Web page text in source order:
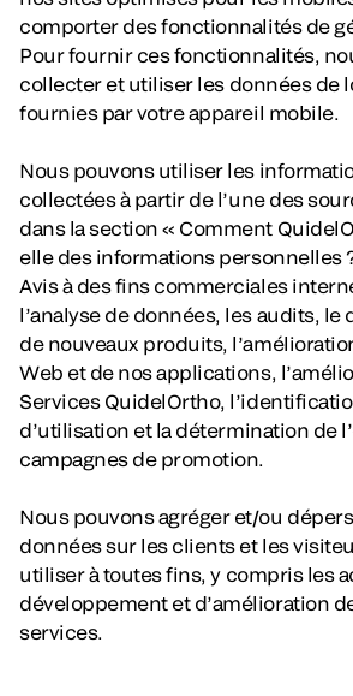
comporter des fonctionnalités de
Pour fournir ces fonctionnalités,
collecter et utiliser les données de
fournies par votre appareil mobile.
Nous pouvons utiliser les
collectées à partir de l’une des
dans la section « Comment
elle des informations personnelles
Avis à des fins commerciales
l’analyse de données, les audits,
de nouveaux produits,
Web et de nos applications,
Services QuidelOrtho,
d’utilisation et la détermination de
campagnes de promotion.
Nous pouvons agréger et/ou
données sur les clients et les
utiliser à toutes fins, y compris les
développement et d’amélioration
services.